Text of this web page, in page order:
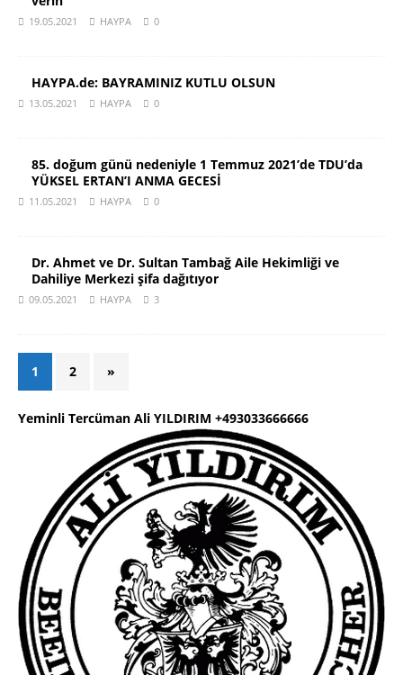
19.05.2021 HAYPA 0
HAYPA.de: BAYRAMINIZ KUTLU OLSUN
13.05.2021 HAYPA 0
85. doğum günü nedeniyle 1 Temmuz 2021’de TDU’da
YÜKSEL ERTAN’I ANMA GECESİ
11.05.2021 HAYPA 0
Dr. Ahmet ve Dr. Sultan Tambağ Aile Hekimliği ve
Dahiliye Merkezi şifa dağıtıyor
09.05.2021 HAYPA 3
1 2 »
Yeminli Tercüman Ali YILDIRIM +493033666666